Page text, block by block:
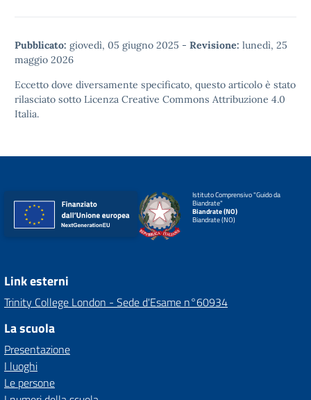
Pubblicato: giovedì, 05 giugno 2025 - Revisione: lunedì, 25
maggio 2026
Eccetto dove diversamente specificato, questo articolo è stato
rilasciato sotto Licenza Creative Commons Attribuzione 4.0
Italia.
Istituto Comprensivo "Guido da
Biandrate"
Biandrate (NO)
Biandrate (NO)
Link esterni
Trinity College London - Sede d'Esame n°60934
La scuola
Presentazione
I luoghi
Le persone